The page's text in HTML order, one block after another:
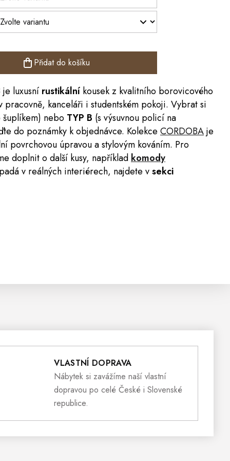
Přidat do košíku
je luxusní rustikální kousek z kvalitního borovicového
pracovně, kanceláři i studentském pokoji. Vybrat si
šuplíkem) nebo TYP B (s výsuvnou policí na
do poznámky k objednávce. Kolekce CORDOBAje
povrchovou úpravou a stylovým kováním. Pro
doplnit o další kusy, například komody
v reálných interiérech, najdete vsekci
VLASTNÍ DOPRAVA
Nábytek si zavážíme naší vlastní
dopravou po celé České i Slovenské
republice.